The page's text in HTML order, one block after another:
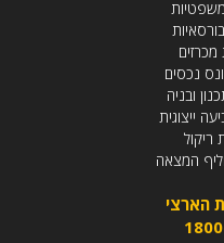
נכסים
ובניה
ייצוגית
ריקול
המצאה
הארצי